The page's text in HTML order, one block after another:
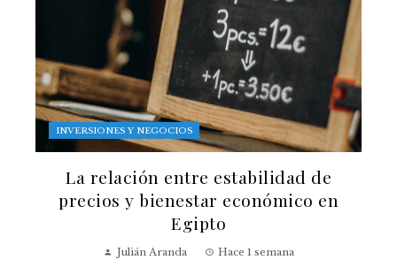
INVERSIONES Y NEGOCIOS
La relación entre estabilidad de
precios y bienestar económico en
Egipto
Julián Aranda Hace 1 semana